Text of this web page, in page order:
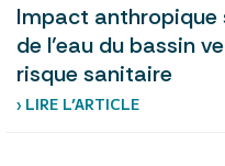
Impact anthropique
de l’eau du bassin
risque sanitaire
› LIRE L’ARTICLE